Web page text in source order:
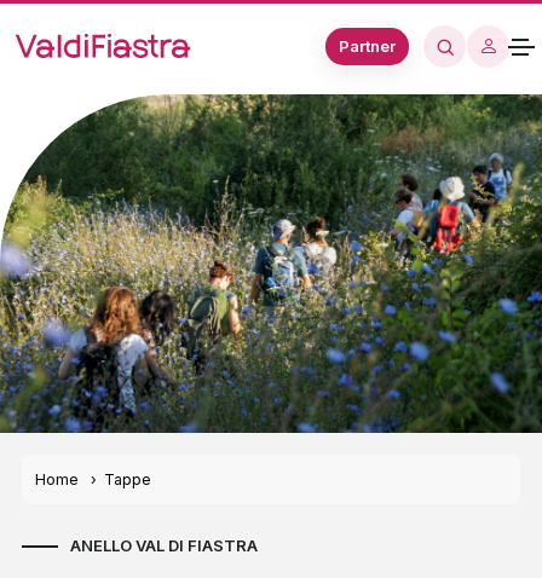
Partner
Home Tappe
ANELLO VAL DI FIASTRA